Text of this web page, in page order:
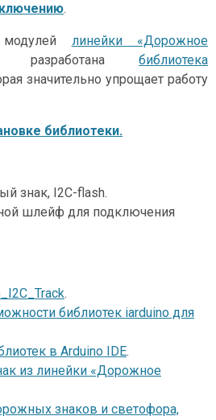
.
линейки «Дорожное
библиотека
значительно упрощает работу
библиотеки.
знак, I2C-flash.
шлейф для подключения
.
библиотек iarduino для
в Arduino IDE.
из линейки «Дорожное
знаков и светофора,